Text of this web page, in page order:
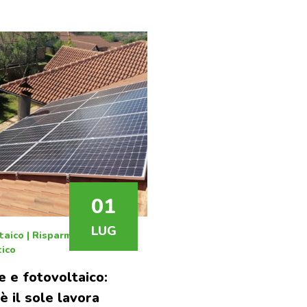
01
LUG
| Risparmio
e fotovoltaico:
il sole lavora